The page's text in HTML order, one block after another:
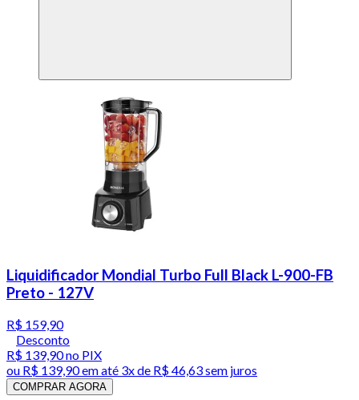
Liquidificador Mondial Turbo Full Black L-900-FB
Preto - 127V
R$ 159,90
Desconto
R$ 139,90no PIX
ou R$ 139,90em até 3x de R$ 46,63 sem juros
COMPRAR AGORA